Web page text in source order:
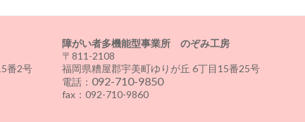
番2号
障がい者多機能型事業所 のぞみ工房
〒811-2108
福岡県糟屋郡宇美町ゆりが丘 6丁目15番25号
電話： 092-710-9850
fax：092-710-9860